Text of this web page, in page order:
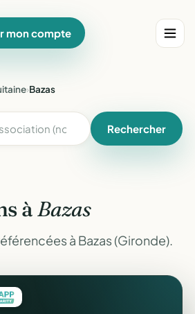
mon compte
›Bazas
Rechercher
àBazas
à Bazas (Gironde).